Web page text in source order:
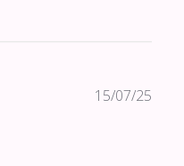
15/07/25